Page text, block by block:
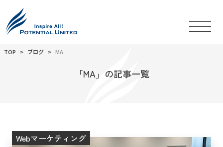
TOP ブログ MA
「MA」の記事一覧
Webマーケティング